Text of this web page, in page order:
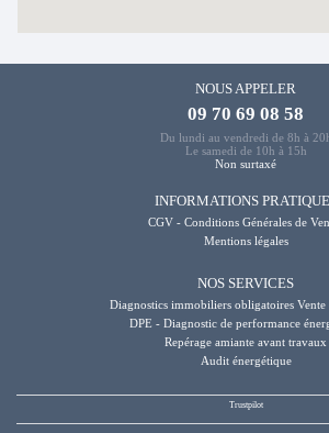
NOUS APPELER
09 70 69 08 58
Du lundi au vendredi de 8h à
Le samedi de 10h à 15h
Non surtaxé
INFORMATIONS
CGV - Conditions Générales de
Mentions légales
NOS SERVICES
Diagnostics immobiliers obligatoires
DPE - Diagnostic de performance
Repérage amiante avant travaux
Audit énergétique